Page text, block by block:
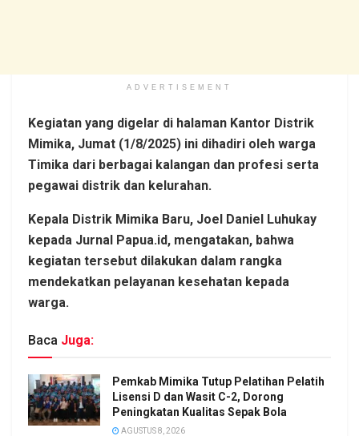
ADVERTISEMENT
Kegiatan yang digelar di halaman Kantor Distrik
Mimika, Jumat (1/8/2025) ini dihadiri oleh warga
Timika dari berbagai kalangan dan profesi serta
pegawai distrik dan kelurahan.
Kepala Distrik Mimika Baru, Joel Daniel Luhukay
kepada Jurnal Papua.id, mengatakan, bahwa
kegiatan tersebut dilakukan dalam rangka
mendekatkan pelayanan kesehatan kepada
warga.
Baca Juga:
Pemkab Mimika Tutup Pelatihan Pelatih
Lisensi D dan Wasit C-2, Dorong
Peningkatan Kualitas Sepak Bola
AGUSTUS 8, 2026